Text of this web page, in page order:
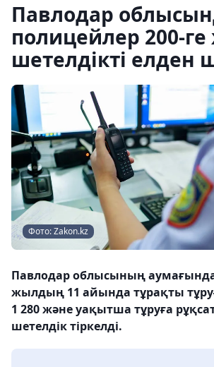
Павлодар
полицейлер 200-
шетелдікті елден
Фото: Zakon.kz
Павлодар облысының
жылдың 11 айында тұрақты
1 280 және уақытша тұруға
шетелдік тіркелді.